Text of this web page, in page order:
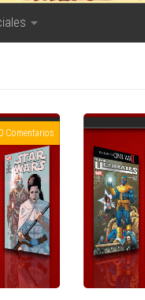
0 Comentarios